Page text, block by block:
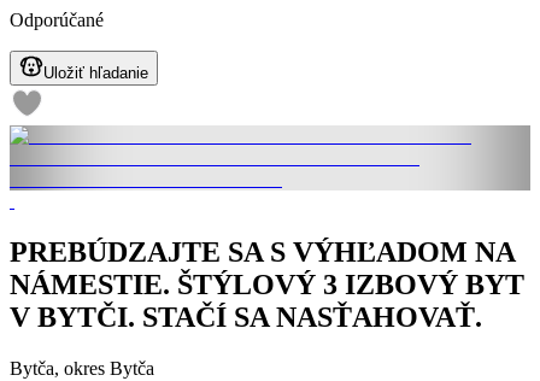
Odporúčané
Uložiť hľadanie
PREBÚDZAJTE SA S VÝHĽADOM NA
NÁMESTIE. ŠTÝLOVÝ 3 IZBOVÝ BYT
V BYTČI. STAČÍ SA NASŤAHOVAŤ.
Bytča, okres Bytča